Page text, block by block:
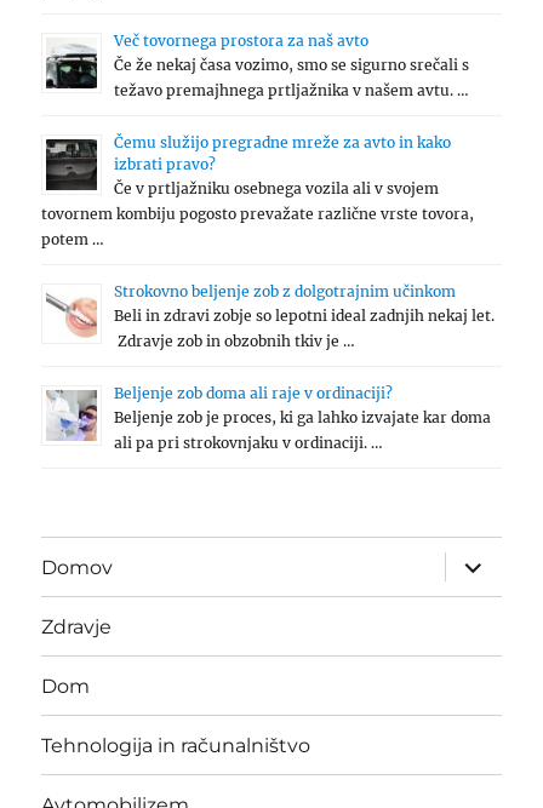
Več tovornega prostora za naš avto
Če že nekaj časa vozimo, smo se sigurno srečali s
težavo premajhnega prtljažnika v našem avtu. …
Čemu služijo pregradne mreže za avto in kako
izbrati pravo?
Če v prtljažniku osebnega vozila ali v svojem
tovornem kombiju pogosto prevažate različne vrste tovora,
potem …
Strokovno beljenje zob z dolgotrajnim učinkom
Beli in zdravi zobje so lepotni ideal zadnjih nekaj let.
Zdravje zob in obzobnih tkiv je …
Beljenje zob doma ali raje v ordinaciji?
Beljenje zob je proces, ki ga lahko izvajate kar doma
ali pa pri strokovnjaku v ordinaciji. …
Domov
expand
child
menu
Zdravje
Dom
Tehnologija in računalništvo